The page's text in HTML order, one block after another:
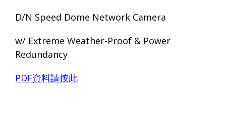
D/N Speed Dome Network Camera
w/ Extreme Weather-Proof & Power
Redundancy
PDF資料請按此